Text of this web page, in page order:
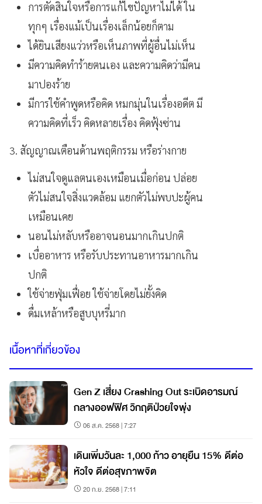
การตัดสินใจหรือการแก้ไขปัญหาไม่ได้ ใน
ทุกๆ เรื่องแม้เป็นเรื่องเล็กน้อยก็ตาม
ได้ยินเสียงแว่วหรือเห็นภาพที่ผู้อื่นไม่เห็น
มีความคิดทำร้ายตนเอง และความคิดว่ามีคน
มาปองร้าย
มีการใช้คำพูดหรือคิด หมกมุ่นในเรื่องอดีต มี
ความคิดที่เร็ว คิดหลายเรื่อง คิดฟุ้งซ่าน
3. สัญญาณเตือนด้านพฤติกรรม หรือร่างกาย
ไม่สนใจดูแลตนเองเหมือนเมื่อก่อน ปล่อย
ตัวไม่สนใจสิ่งแวดล้อม แยกตัวไม่พบปะผู้คน
เหมือนเคย
นอนไม่หลับหรืออาจนอนมากเกินปกติ
เบื่ออาหาร หรือรับประทานอาหารมากเกิน
ปกติ
ใช้จ่ายฟุ่มเฟื่อย ใช้จ่ายโดยไม่ยั้งคิด
ดื่มเหล้าหรือสูบบุหรี่มาก
เนื้อหาที่เกี่ยวข้อง
Gen Z เสี่ยง Crashing Out ระเบิดอารมณ์
กลางออฟฟิศ วิกฤติป่วยใจพุ่ง
06 ส.ค. 2568 | 7:27
เดินเพิ่มวันละ 1,000 ก้าว อายุยืน 15% ดีต่อ
หัวใจ ดีต่อสุขภาพจิต
20 ก.ย. 2568 | 7:11